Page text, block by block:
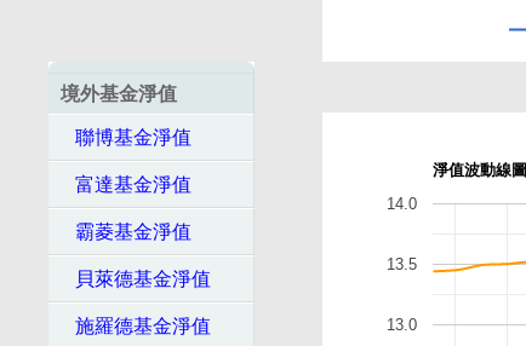
境外基金淨值
聯博基金淨值
富達基金淨值
霸菱基金淨值
貝萊德基金淨值
施羅德基金淨值
淨值波動線圖
13.0
13.5
14.0